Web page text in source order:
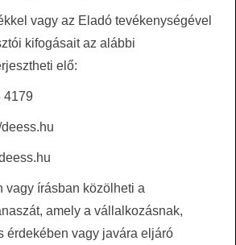
vagy az Eladó tevékenységével
kifogásait az alábbi
elő:
4179
deess.hu
vagy írásban közölheti a
amely a vállalkozásnak,
érdekében vagy javára eljáró